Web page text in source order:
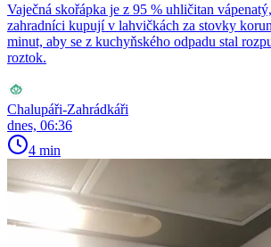
Vaječná skořápka je z 95 % uhličitan
zahradníci kupují v lahvičkách za stovky
minut, aby se z kuchyňského odpadu stal
roztok.
Chalupáři-Zahrádkáři
dnes, 06:36
4 min